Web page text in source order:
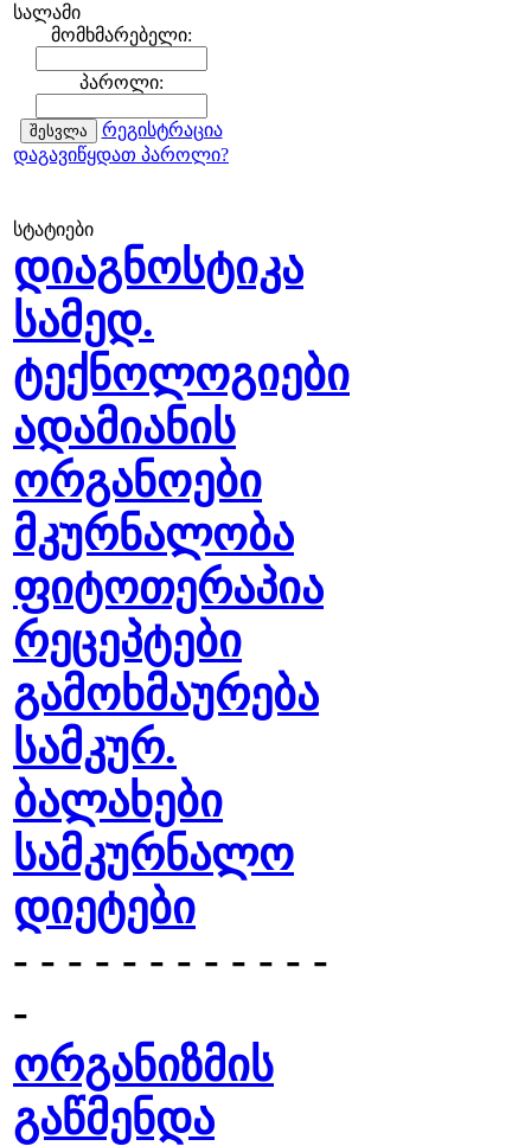
სალამი
მომხმარებელი:
პაროლი:
რეგისტრაცია
დაგავიწყდათ პაროლი?
სტატიები
დიაგნოსტიკა
სამედ.
ტექნოლოგიები
ადამიანის
ორგანოები
მკურნალობა
ფიტოთერაპია
რეცეპტები
გამოხმაურება
სამკურ.
ბალახები
სამკურნალო
დიეტები
- - - - - - - - - - - -
-
ორგანიზმის
გაწმენდა